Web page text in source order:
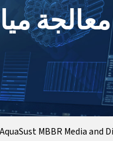
AquaSust MBBR Media and